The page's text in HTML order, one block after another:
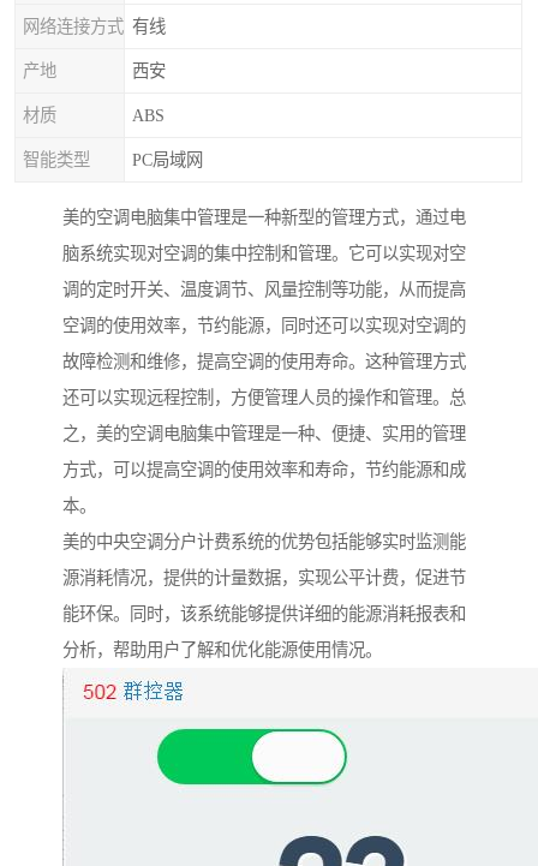
网络连接方式 有线
产地 西安
材质 ABS
智能类型 PC局域网
美的空调电脑集中管理是一种新型的管理方式，通过电
脑系统实现对空调的集中控制和管理。它可以实现对空
调的定时开关、温度调节、风量控制等功能，从而提高
空调的使用效率，节约能源，同时还可以实现对空调的
故障检测和维修，提高空调的使用寿命。这种管理方式
还可以实现远程控制，方便管理人员的操作和管理。总
之，美的空调电脑集中管理是一种、便捷、实用的管理
方式，可以提高空调的使用效率和寿命，节约能源和成
本。
美的中央空调分户计费系统的优势包括能够实时监测能
源消耗情况，提供的计量数据，实现公平计费，促进节
能环保。同 时，该系统能够提供详细的能源消耗报表和
分析，帮助用户了解和优化能源使用情况。